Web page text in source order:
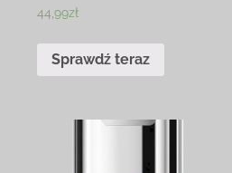
44,99zł
Sprawdź teraz